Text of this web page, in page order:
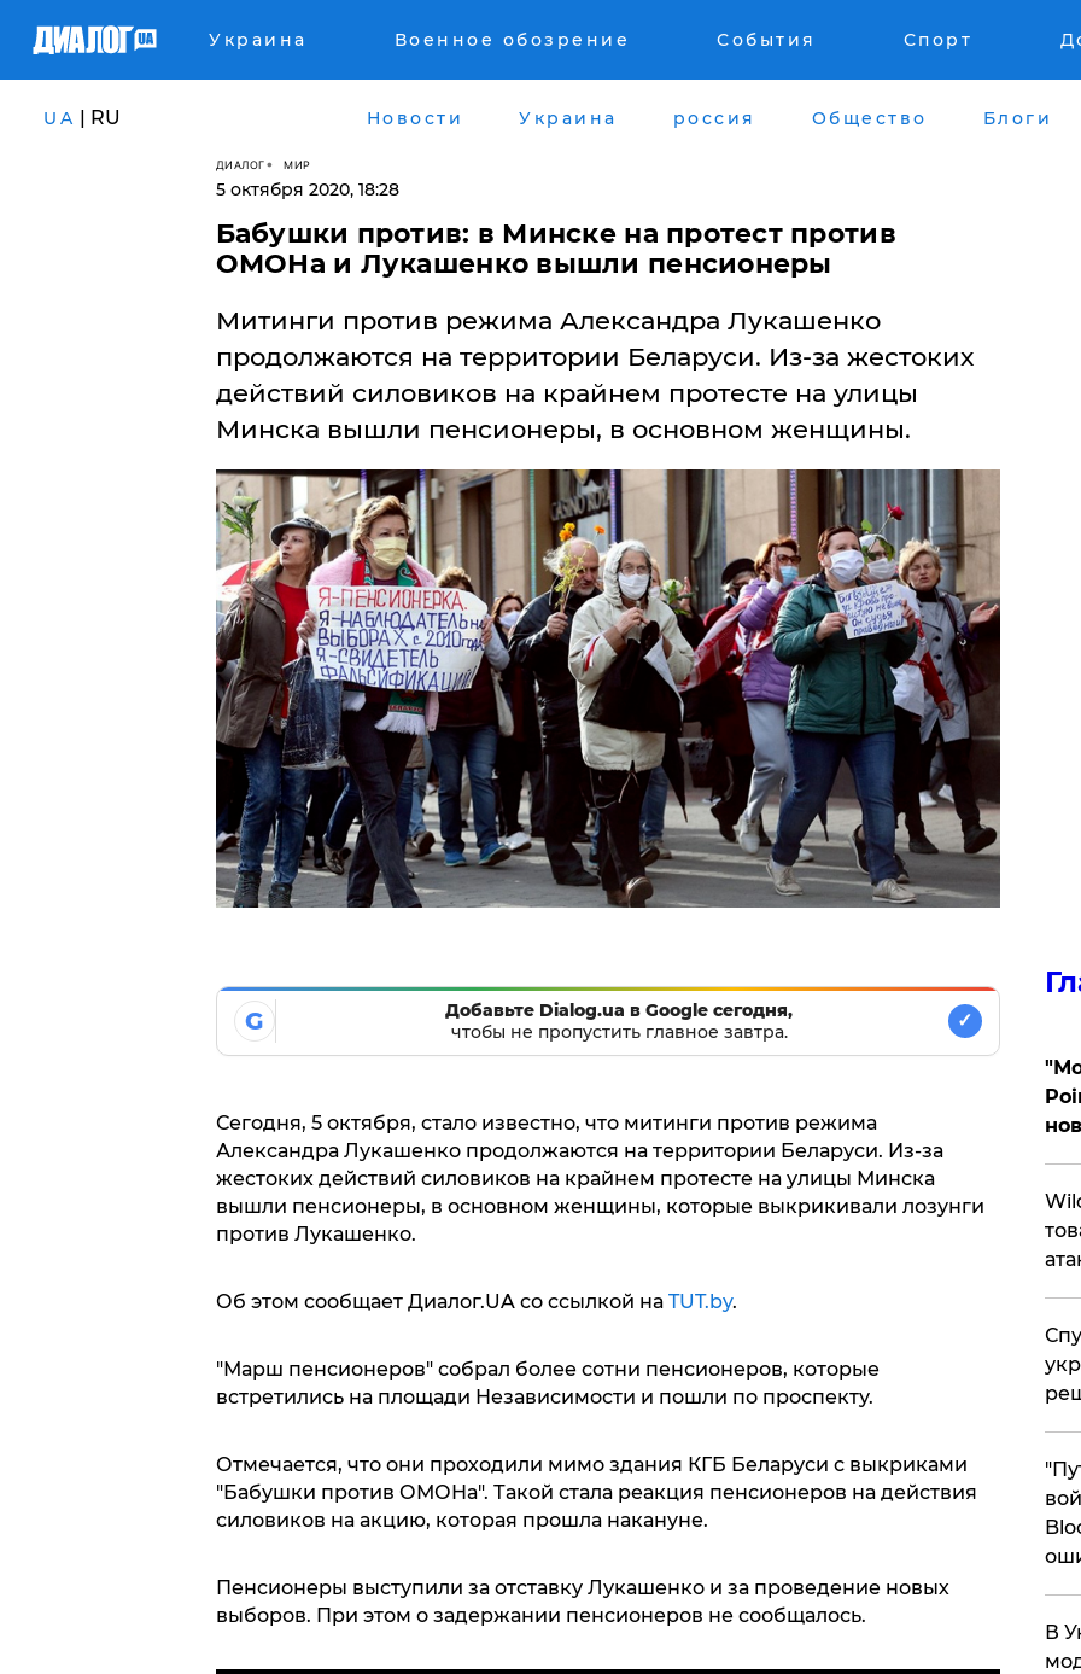
Украина Военное обозрение События Спорт
UA | RU Новости Украина россия Общество Блоги
ДИАЛОГ МИР
5 октября 2020, 18:28
Бабушки против: в Минске на протест против
ОМОНа и Лукашенко вышли пенсионеры
Митинги против режима Александра Лукашенко
продолжаются на территории Беларуси. Из-за жестоких
действий силовиков на крайнем протесте на улицы
Минска вышли пенсионеры, в основном женщины.
G
Добавьте Dialog.ua в Google сегодня,
чтобы не пропустить главное завтра.
✓
Сегодня, 5 октября, стало известно, что митинги против режима
Александра Лукашенко продолжаются на территории Беларуси. Из-за
жестоких действий силовиков на крайнем протесте на улицы Минска
вышли пенсионеры, в основном женщины, которые выкрикивали лозунги
против Лукашенко.
Об этом сообщает Диалог.UA со ссылкой на TUT.by.
"Марш пенсионеров" собрал более сотни пенсионеров, которые
встретились на площади Независимости и пошли по проспекту.
Отмечается, что они проходили мимо здания КГБ Беларуси с выкриками
"Бабушки против ОМОНа". Такой стала реакция пенсионеров на действия
силовиков на акцию, которая прошла накануне.
Пенсионеры выступили за отставку Лукашенко и за проведение новых
выборов. При этом о задержании пенсионеров не сообщалось.
В